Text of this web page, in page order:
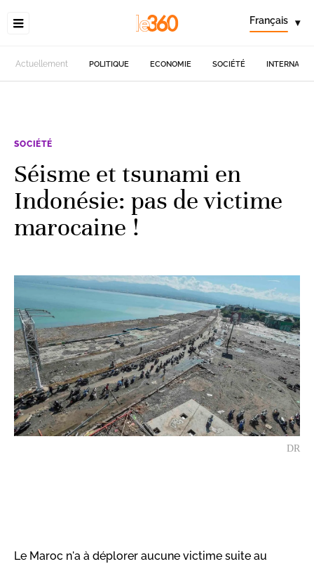
Français ▾
Actuellement POLITIQUE ECONOMIE SOCIÉTÉ
SOCIÉTÉ
Séisme et tsunami en
Indonésie: pas de victime
marocaine !
DR
Le Maroc n'a à déplorer aucune victime suite au